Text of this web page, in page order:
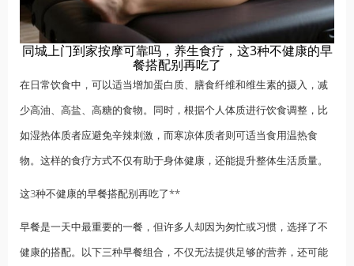
同城上门到家按摩可靠吗，养生食疗，这3种不健康的早
餐搭配别再吃了
在日常饮食中，可以适当增加蛋白质、膳食纤维和维生素的摄入，减
少高油、高盐、高糖的食物。同时，根据个人体质进行饮食调整，比
如湿热体质者应避免辛辣刺激，而寒凉体质者则可适当食用温热食
物。这样的食疗方式不仅有助于身体健康，还能提升整体生活质量。
这3种不健康的早餐搭配别再吃了**
早餐是一天中最重要的一餐，但许多人却因为匆忙或习惯，选择了不
健康的搭配。以下三种早餐组合，不仅无法提供足够的营养，还可能